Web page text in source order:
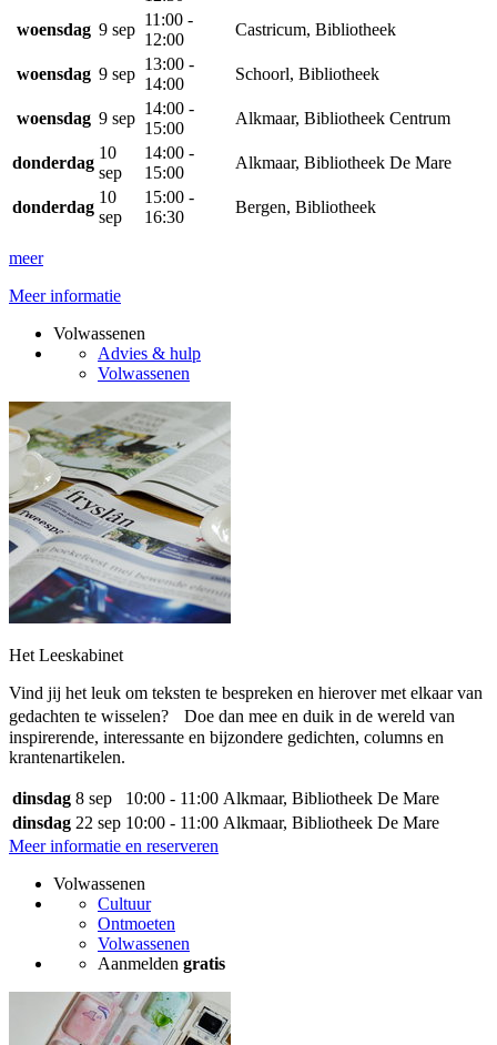
woensdag 9 sep
11:00 -
12:00
Castricum, Bibliotheek
woensdag 9 sep
13:00 -
14:00
Schoorl, Bibliotheek
woensdag 9 sep
14:00 -
15:00
Alkmaar, Bibliotheek Centrum
donderdag
10
sep
14:00 -
15:00
Alkmaar, Bibliotheek De Mare
donderdag
10
sep
15:00 -
16:30
Bergen, Bibliotheek
meer
Meer informatie
Volwassenen
Advies & hulp
Volwassenen
Het Leeskabinet
Vind jij het leuk om teksten te bespreken en hierover met elkaar van
gedachten te wisselen? Doe dan mee en duik in de wereld van
inspirerende, interessante en bijzondere gedichten, columns en
krantenartikelen.
dinsdag 8 sep 10:00 - 11:00 Alkmaar, Bibliotheek De Mare
dinsdag 22 sep 10:00 - 11:00 Alkmaar, Bibliotheek De Mare
Meer informatie en reserveren
Volwassenen
Cultuur
Ontmoeten
Volwassenen
Aanmelden gratis